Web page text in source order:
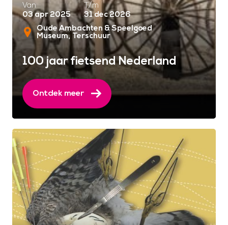
Van
03 apr 2025
T/m
31 dec 2026
Oude Ambachten & Speelgoed
Museum Terschuur
100 jaar fietsend Nederland
Ontdek meer